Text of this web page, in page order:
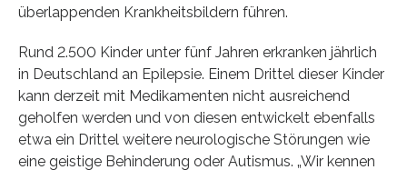
überlappenden Krankheitsbildern führen.
Rund 2.500 Kinder unter fünf Jahren erkranken jährlich
in Deutschland an Epilepsie. Einem Drittel dieser Kinder
kann derzeit mit Medikamenten nicht ausreichend
geholfen werden und von diesen entwickelt ebenfalls
etwa ein Drittel weitere neurologische Störungen wie
eine geistige Behinderung oder Autismus. „Wir kennen